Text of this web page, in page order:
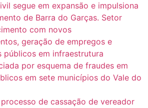
segue em expansão e impulsiona
de Barra do Garças. Setor
com novos
geração de empregos e
públicos em infraestrutura
por esquema de fraudes em
em sete municípios do Vale do
de cassação de vereador